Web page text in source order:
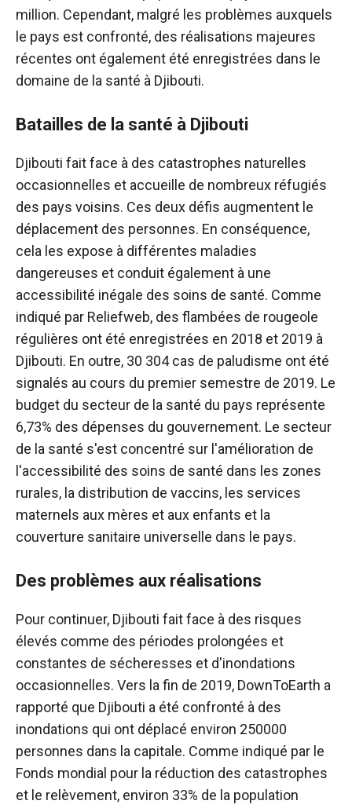
million. Cependant, malgré les problèmes auxquels
le pays est confronté, des réalisations majeures
récentes ont également été enregistrées dans le
domaine de la santé à Djibouti.
Batailles de la santé à Djibouti
Djibouti fait face à des catastrophes naturelles
occasionnelles et accueille de nombreux réfugiés
des pays voisins. Ces deux défis augmentent le
déplacement des personnes. En conséquence,
cela les expose à différentes maladies
dangereuses et conduit également à une
accessibilité inégale des soins de santé. Comme
indiqué par Reliefweb, des flambées de rougeole
régulières ont été enregistrées en 2018 et 2019 à
Djibouti. En outre, 30 304 cas de paludisme ont été
signalés au cours du premier semestre de 2019. Le
budget du secteur de la santé du pays représente
6,73% des dépenses du gouvernement. Le secteur
de la santé s'est concentré sur l'amélioration de
l'accessibilité des soins de santé dans les zones
rurales, la distribution de vaccins, les services
maternels aux mères et aux enfants et la
couverture sanitaire universelle dans le pays.
Des problèmes aux réalisations
Pour continuer, Djibouti fait face à des risques
élevés comme des périodes prolongées et
constantes de sécheresses et d'inondations
occasionnelles. Vers la fin de 2019, DownToEarth a
rapporté que Djibouti a été confronté à des
inondations qui ont déplacé environ 250000
personnes dans la capitale. Comme indiqué par le
Fonds mondial pour la réduction des catastrophes
et le relèvement, environ 33% de la population